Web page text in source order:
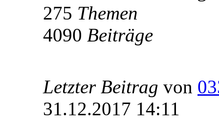
275 Themen
4090 Beiträge
Letzter Beitrag von
31.12.2017 14:11